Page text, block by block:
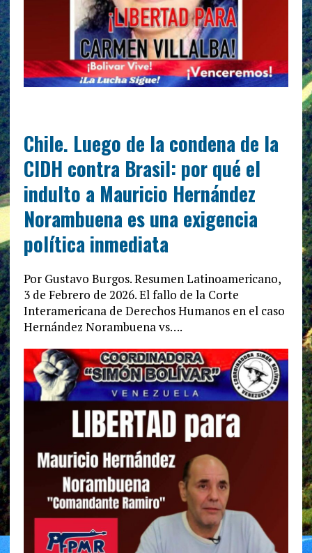
Chile. Luego de la condena de la
CIDH contra Brasil: por qué el
indulto a Mauricio Hernández
Norambuena es una exigencia
política inmediata
Por Gustavo Burgos. Resumen Latinoamericano,
3 de Febrero de 2026. El fallo de la Corte
Interamericana de Derechos Humanos en el caso
Hernández Norambuena vs….